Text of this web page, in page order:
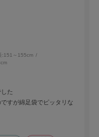
:151～155cm
た
すが綿足袋でピッタリな